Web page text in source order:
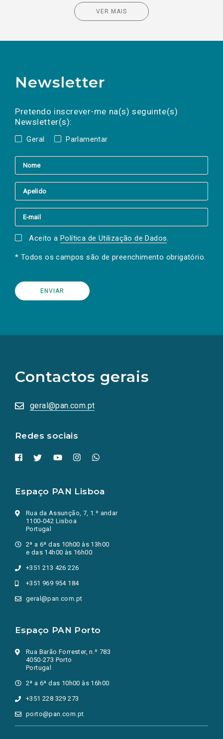
VER MAIS
Newsletter
Pretendo inscrever-me na(s) seguinte(s)
Newsletter(s):
Geral Parlamentar
a(s) newsletter(s).
mail
Aceito a Política de Utilização de Dados.
* Todos os campos são de preenchimento obrigatório.
Contactos gerais
geral@pan.com.pt
Redes sociais
redes
sociais
numa
nova
Espaço PAN Lisboa
Rua da Assunção, 7, 1.º andar
1100-042 Lisboa
Portugal
2ª a 6ª das 10h00 às 13h00
e das 14h00 às 16h00
+351 213 426 226
+351 969 954 184
geral@pan.com.pt
Espaço PAN Porto
Rua Barão Forrester, n.º 783
4050-273 Porto
Portugal
2ª a 6ª das 10h00 às 16h00
+351 228 329 273
porto@pan.com.pt